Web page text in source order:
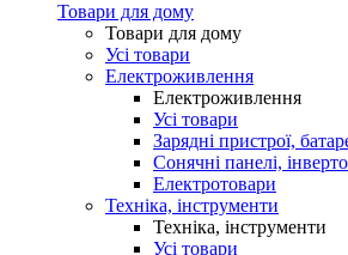
Товари для дому
Товари для дому
Усі товари
Електроживлення
Електроживлення
Усі товари
Зарядні пристрої,
Сонячні панелі,
Електротовари
Техніка, інструменти
Техніка, інструменти
Усі товари